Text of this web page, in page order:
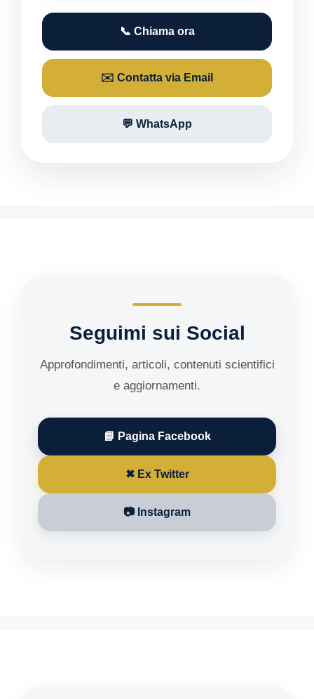
📞 Chiama ora
✉️ Contatta via Email
💬 WhatsApp
Seguimi sui Social
Approfondimenti, articoli, contenuti scientifici
e aggiornamenti.
📘 Pagina Facebook
✖ Ex Twitter
📷 Instagram